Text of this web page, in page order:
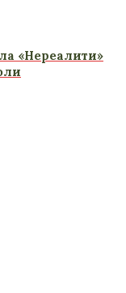
«Нереалити»